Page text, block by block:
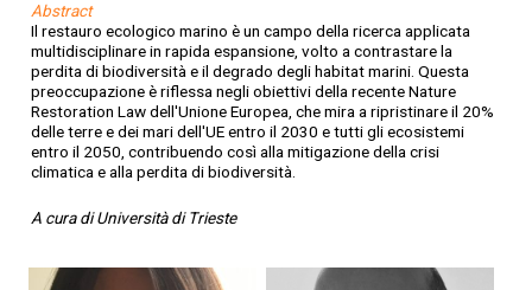
Abstract
Il restauro ecologico marino è un campo della ricerca applicata
multidisciplinare in rapida espansione, volto a contrastare la
perdita di biodiversità e il degrado degli habitat marini. Questa
preoccupazione è riflessa negli obiettivi della recente Nature
Restoration Law dell'Unione Europea, che mira a ripristinare il 20%
delle terre e dei mari dell'UE entro il 2030 e tutti gli ecosistemi
entro il 2050, contribuendo così alla mitigazione della crisi
climatica e alla perdita di biodiversità.
A cura di Università di Trieste